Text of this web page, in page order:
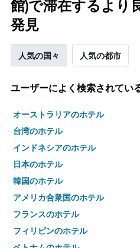
館)で滞在するより
発見
人気の国々 人気の都市
ユーザーによく検索されてい
オーストラリアのホテル
台湾のホテル
インドネシアのホテル
日本のホテル
韓国のホテル
アメリカ合衆国のホテル
フランスのホテル
フィリピンのホテル